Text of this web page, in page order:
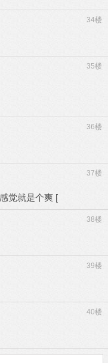
34楼
35楼
36楼
37楼
觉就是个爽 [
38楼
39楼
40楼